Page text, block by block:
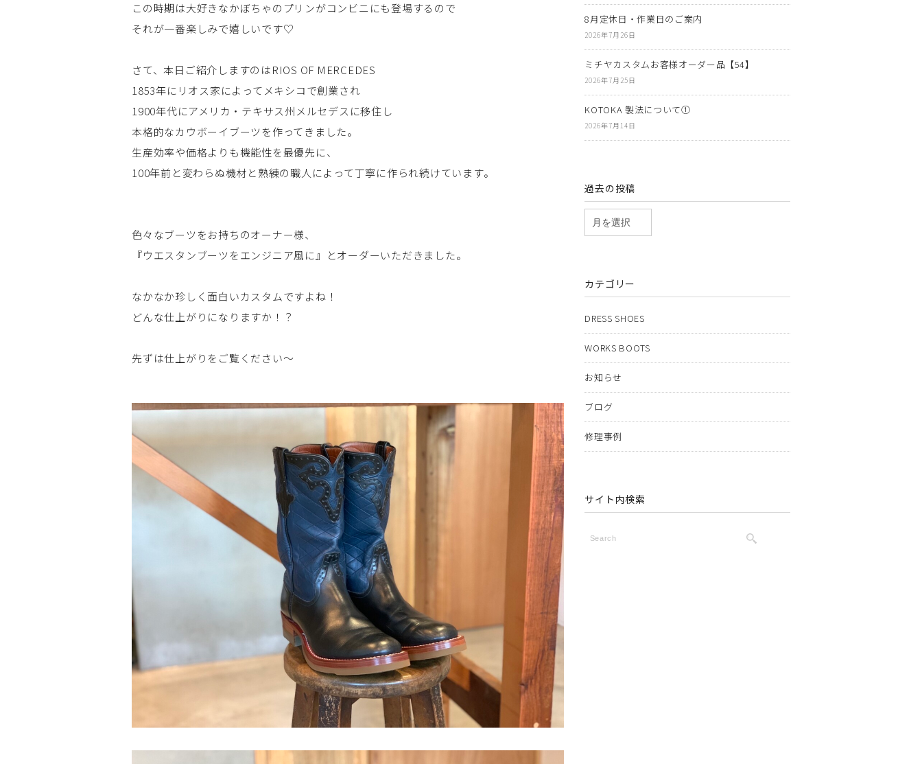
この時期は大好きなかぼちゃのプリンがコンビニにも登場するので
それが一番楽しみで嬉しいです♡
さて、本日ご紹介しますのはRIOS OF MERCEDES
1853年にリオス家によってメキシコで創業され
1900年代にアメリカ・テキサス州メルセデスに移住し
本格的なカウボーイブーツを作ってきました。
生産効率や価格よりも機能性を最優先に、
100年前と変わらぬ機材と熟練の職人によって丁寧に作られ続けています。
色々なブーツをお持ちのオーナー様、
『ウエスタンブーツをエンジニア風に』とオーダーいただきました。
なかなか珍しく面白いカスタムですよね！
どんな仕上がりになりますか！？
先ずは仕上がりをご覧ください～
8月定休日・作業日のご案内
2026年7月26日
ミチヤカスタムお客様オーダー品【54】
2026年7月25日
KOTOKA 製法について①
2026年7月14日
過去の投稿
カテゴリー
DRESS SHOES
WORKS BOOTS
お知らせ
ブログ
修理事例
サイト内検索